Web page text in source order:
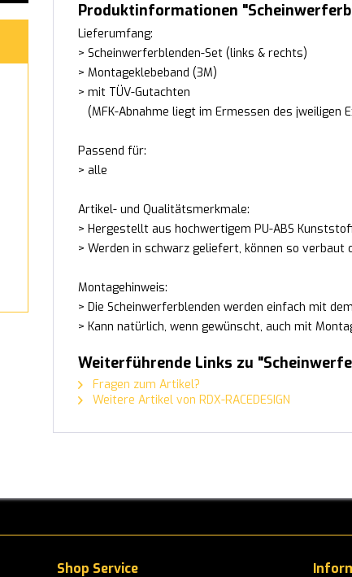
Produktinformationen
Lieferumfang:
> Scheinwerferblenden-Set (links & rechts)
> Montageklebeband (3M)
> mit TÜV-Gutachten
(MFK-Abnahme liegt im Ermessen des jweiligen
Passend für:
> alle
Artikel- und Qualitätsmerkmale:
> Hergestellt aus hochwertigem PU-ABS
> Werden in schwarz geliefert, können so verbaut
Montagehinweis:
> Die Scheinwerferblenden werden einfach mit
> Kann natürlich, wenn gewünscht, auch mit
Weiterführende Links zu
Fragen zum Artikel?
Weitere Artikel von RDX-RACEDESIGN
Shop Service